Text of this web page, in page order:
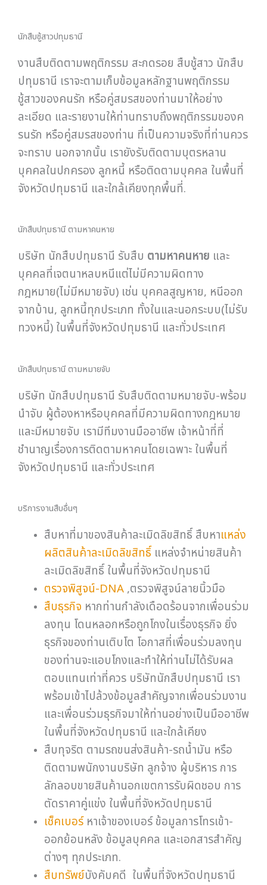
นักสืบชู้สาวปทุมธานี
งานสืบติดตามพฤติกรรม สะกดรอย สืบชู้สาว นักสืบ
ปทุมธานี เราจะตามเก็บข้อมูลหลักฐานพฤติกรรม
ชู้สาวของคนรัก หรือคู่สมรสของท่านมาให้อย่าง
ละเอียด และรายงานให้ท่านทราบถึงพฤติกรรมของค
รนรัก หรือคู่สมรสของท่าน ที่เป็นความจริงที่ท่านควร
จะทราบ นอกจากนั้น เรายังรับติดตามบุตรหลาน
บุคคลในปกครอง ลูกหนี้ หรือติดตามบุคคล ในพื้นที่
จังหวัดปทุมธานี และใกล้เคียงทุกพื้นที่.
นักสืบปทุมธานี ตามหาคนหาย
บริษัท นักสืบปทุมธานี รับสืบ ตามหาคนหาย และ
บุคคลที่เจตนาหลบหนีแต่ไม่มีความผิดทาง
กฎหมาย(ไม่มีหมายจับ) เช่น บุคคลสูญหาย, หนีออก
จากบ้าน, ลูกหนี้ทุกประเภท ทั้งในและนอกระบบ(ไม่รับ
ทวงหนี้) ในพื้นที่จังหวัดปทุมธานี และทั่วประเทศ
นักสืบปทุมธานี ตามหมายจับ
บริษัท นักสืบปทุมธานี รับสืบติดตามหมายจับ-พร้อม
นำจับ ผู้ต้องหาหรือบุคคลที่มีความผิดทางกฎหมาย
และมีหมายจับ เรามีทีมงานมืออาชีพ เจ้าหน้าที่ที่
ชำนาญเรื่องการติดตามหาคนโดยเฉพาะ ในพื้นที่
จังหวัดปทุมธานี และทั่วประเทศ
บริการงานสืบอื่นๆ
สืบหาที่มาของสินค้าละเมิดลิขสิทธิ์ สืบหาแหล่ง
ผลิตสินค้าละเมิดลิขสิทธิ์ แหล่งจำหน่ายสินค้า
ละเมิดลิขสิทธิ์ ในพื้นที่จังหวัดปทุมธานี
ตรวจพิสูจน์-DNA,ตรวจพิสูจน์ลายนิ้วมือ
สืบธุรกิจ หากท่านกำลังเดือดร้อนจากเพื่อนร่วม
ลงทุน โดนหลอกหรือถูกโกงในเรื่องธุรกิจ ยิ่ง
ธุรกิจของท่านเติบโต โอกาสที่เพื่อนร่วมลงทุน
ของท่านจะแอบโกงและทำให้ท่านไม่ได้รับผล
ตอบแทนเท่าที่ควร บริษัทนักสืบปทุมธานี เรา
พร้อมเข้าไปล้วงข้อมูลสำคัญจากเพื่อนร่วมงาน
และเพื่อนร่วมธุรกิจมาให้ท่านอย่างเป็นมืออาชีพ
ในพื้นที่จังหวัดปทุมธานี และใกล้เคียง
สืบทุจริต ตามรถขนส่งสินค้า-รถน้ำมัน หรือ
ติดตามพนักงานบริษัท ลูกจ้าง ผู้บริหาร การ
ลักลอบขายสินค้านอกเขตการรับผิดชอบ การ
ตัดราคาคู่แข่ง ในพื้นที่จังหวัดปทุมธานี
เช็คเบอร์หาเจ้าของเบอร์ ข้อมูลการโทรเข้า-
ออกย้อนหลัง ข้อมูลบุคคล และเอกสารสำคัญ
ต่างๆ ทุกประเภท.
สืบทรัพย์บังคับคดี ในพื้นที่จังหวัดปทุมธานี